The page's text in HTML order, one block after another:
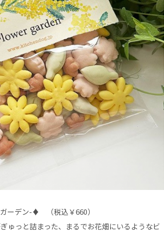
ーデン-♦ （税込￥660）
ゅっと詰まった、まるでお花畑にいるようなビ